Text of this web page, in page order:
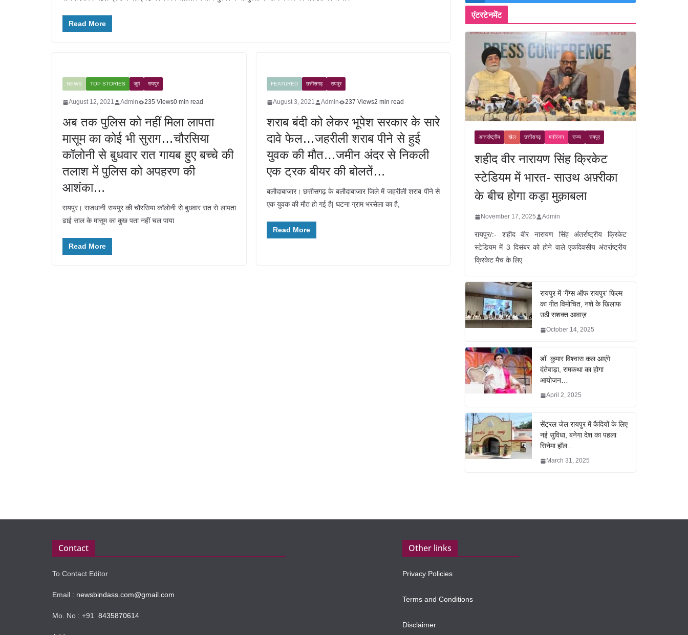
Read More
NEWS TOP STORIES जुर्म रायपुर
August 12, 2021 Admin 235 Views0 min read
अब तक पुलिस को नहीं मिला लापता
मासूम का कोई भी सुराग…चौरसिया
कॉलोनी से बुधवार रात गायब हुए बच्चे की
तलाश में पुलिस को अपहरण की
आशंका…
रायपुर। राजधानी रायपुर की चौरसिया कॉलोनी से बुधवार रात से लापता
ढाई साल के मासूम का कुछ पता नहीं चल पाया
Read More
FEATURED छत्तीसगढ़ रायपुर
August 3, 2021 Admin 237 Views2 min read
शराब बंदी को लेकर भूपेश सरकार के सारे
दावे फेल…जहरीली शराब पीने से हुई
युवक की मौत…जमीन अंदर से निकली
एक ट्रक बीयर की बोलतें…
बलौदाबाजार। छत्तीसगढ़ के बलौदाबाजार जिले में जहरीली शराब पीने से
एक युवक की मौत हो गई है| घटना ग्राम भरसेला का है,
Read More
एंटरटेनमेंट
अन्तर्राष्ट्रीय खेल छत्तीसगढ़ मनोरंजन राज्य रायपुर
शहीद वीर नारायण सिंह क्रिकेट
स्टेडियम में भारत- साउथ अफ़्रीका
के बीच होगा कड़ा मुक़ाबला
November 17, 2025 Admin
रायपुर/:- शहीद वीर नारायण सिंह अंतर्राष्ट्रीय क्रिकेट
स्टेडियम में 3 दिसंबर को होने वाले एकदिवसीय अंतर्राष्ट्रीय
क्रिकेट मैच के लिए
रायपुर में ‘गैंग्स ऑफ रायपुर’ फिल्म
का गीत विमोचित, नशे के खिलाफ
उठी सशक्त आवाज़
October 14, 2025
डॉ. कुमार विश्वास कल आएंगे
दंतेवाड़ा, रामकथा का होगा
आयोजन…
April 2, 2025
सेंट्रल जेल रायपुर में कैदियों के लिए
नई सुविधा, बनेगा देश का पहला
सिनेमा हॉल…
March 31, 2025
Contact
To Contact Editor
Email : newsbindass.com@gmail.com
Mo. No : +91 8435870614
Other links
Privacy Policies
Terms and Conditions
Disclaimer